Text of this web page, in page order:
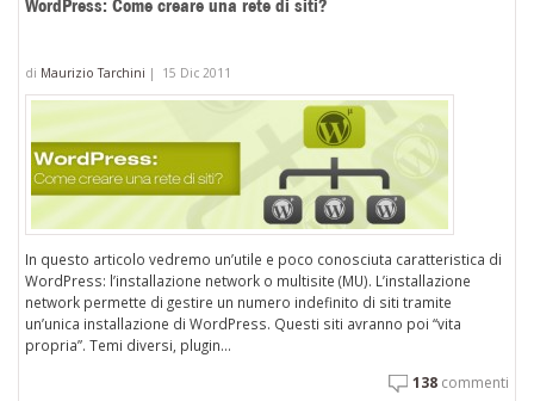
WordPress: Come creare una rete di siti?
di Maurizio Tarchini | 15 Dic 2011
In questo articolo vedremo un’utile e poco conosciuta caratteristica di
WordPress: l’installazione network o multisite (MU). L’installazione
network permette di gestire un numero indefinito di siti tramite
un’unica installazione di WordPress. Questi siti avranno poi “vita
propria”. Temi diversi, plugin...
138 commenti